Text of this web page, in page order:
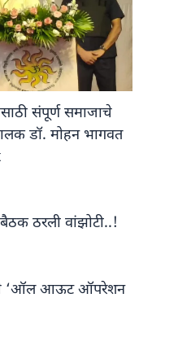
संपूर्ण समाजाचे
डॉ. मोहन भागवत
ठरली वांझोटी..!
‘ऑल आऊट ऑपरेशन